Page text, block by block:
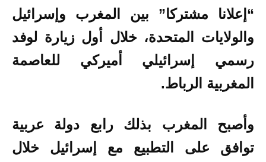
“إعلانا مشتركا” بين المغرب وإسرائيل
والولايات المتحدة، خلال أول زيارة لوفد
رسمي إسرائيلي أميركي للعاصمة
المغربية الرباط.
وأصبح المغرب بذلك رابع دولة عربية
توافق على التطبيع مع إسرائيل خلال